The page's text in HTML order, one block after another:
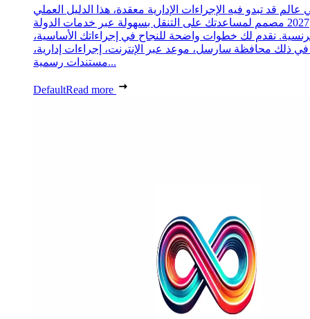
عالم قد تبدو فيه الإجراءات الإدارية معقدة، هذا الدليل العملي
2027 مصمم لمساعدتك على التنقل بسهولة عبر خدمات الدولة
نقدم لك خطوات واضحة للنجاح في إجراءاتك الأساسية،
في ذلك محافظة سارسل، موعد عبر الإنترنت، إجراءات إدارية،
مستندات رسمية...
DefaultRead more